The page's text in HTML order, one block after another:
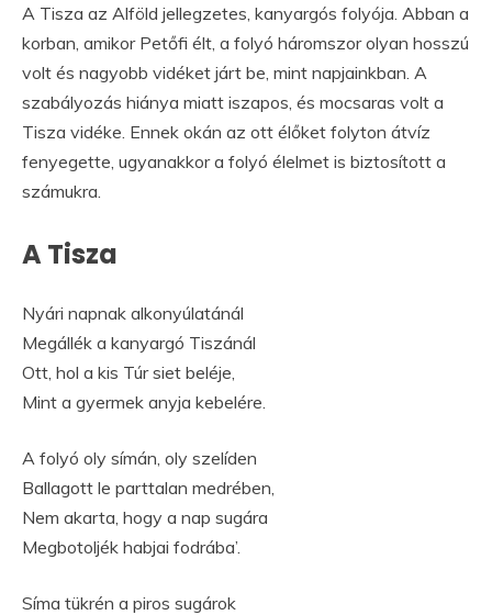
A Tisza az Alföld jellegzetes, kanyargós folyója. Abban a
korban, amikor Petőfi élt, a folyó háromszor olyan hosszú
volt és nagyobb vidéket járt be, mint napjainkban. A
szabályozás hiánya miatt iszapos, és mocsaras volt a
Tisza vidéke. Ennek okán az ott élőket folyton átvíz
fenyegette, ugyanakkor a folyó élelmet is biztosított a
számukra.
A Tisza
Nyári napnak alkonyúlatánál
Megállék a kanyargó Tiszánál
Ott, hol a kis Túr siet beléje,
Mint a gyermek anyja kebelére.
A folyó oly símán, oly szelíden
Ballagott le parttalan medrében,
Nem akarta, hogy a nap sugára
Megbotoljék habjai fodrába’.
Síma tükrén a piros sugárok